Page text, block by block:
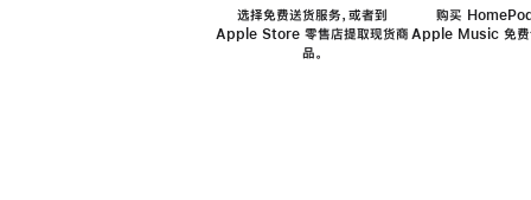
选择免费送货服务，或者到
Apple Store 零售店提取现货商
品。
购买
Apple Music 免费